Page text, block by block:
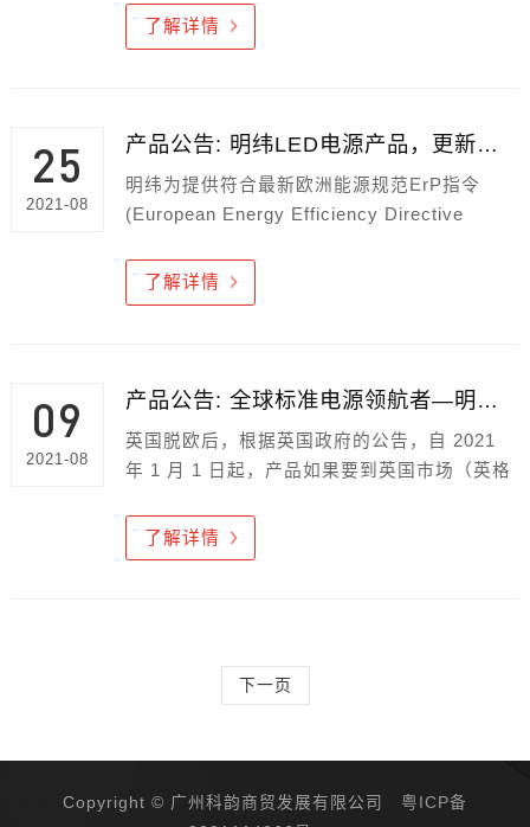
了解详情
25
2021-08
产品公告: 明纬LED电源产品，更新符合最新欧洲ErP节能规范
明纬为提供符合最新欧洲能源规范ErP指令
(European Energy Efficiency Directive
2019/2020)，目前已经针对所有LED电源产品
做功能上的确认及CE测试数据更新，相关测试
了解详情
09
2021-08
产品公告: 全球标准电源领航者—明纬正式发表，公告标准品全数完成并符合英国UKCA合格认证
英国脱欧后，根据英国政府的公告，自 2021
年 1 月 1 日起，产品如果要到英国市场（英格
合格标准（UK Conformity Assessed）并注明
UKCA 标志，满足英国相关的及法规要求。
了解详情
下一页
Copyright © 广州科韵商贸发展有限公司
粤ICP备